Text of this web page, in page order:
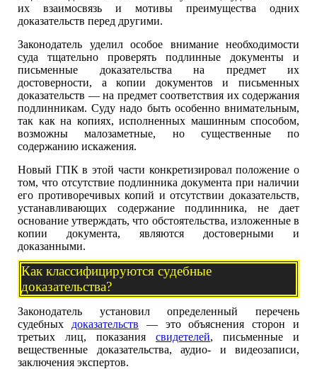
их взаимосвязь и мотивы преимущества одних
доказательств перед другими.
Законодатель уделил особое внимание необходимости
суда тщательно проверять подлинные документы и
письменные доказательства на предмет их
достоверности, а копии документов и письменных
доказательств — на предмет соответствия их содержания
подлинникам. Суду надо быть особенно внимательным,
так как на копиях, исполненных машинным способом,
возможны малозаметные, но существенные по
содержанию искажения.
Новый ГПК в этой части конкретизировал положение о
том, что отсутствие подлинника документа при наличии
его противоречивых копий и отсутствии доказательств,
устанавливающих содержание подлинника, не дает
основание утверждать, что обстоятельства, изложенные в
копии документа, являются достоверными и
доказанными.
Как классифицируются судебные
доказательства?
Законодатель установил определенный перечень
судебных доказательств — это объяснения сторон и
третьих лиц, показания свидетелей, письменные и
вещественные доказательства, аудио- и видеозаписи,
заключения экспертов.